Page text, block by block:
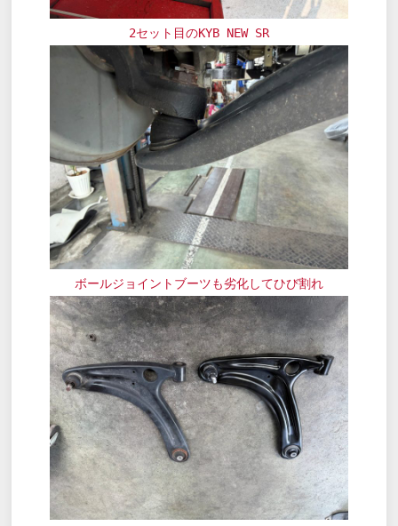
2セット目のKYB NEW SR
ボールジョイントブーツも劣化してひび割れ